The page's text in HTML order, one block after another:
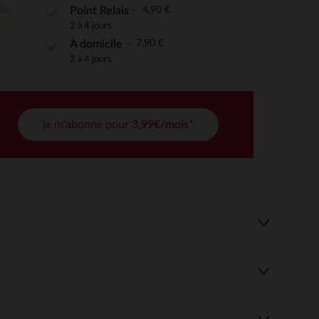
Point Relais 4,90 €
2 à 4 jours
À domicile 7,90 €
2 à 4 jours
je m'abonne pour 3,99€/mois*